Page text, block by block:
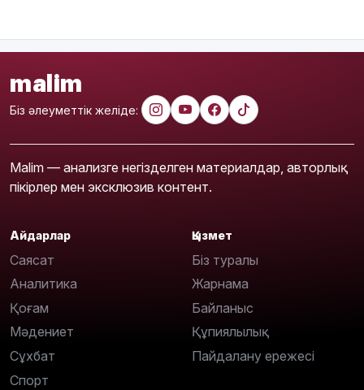
malim
Біз әлеуметтік желіде:
Malim — анализге негізделген материалдар, авторлық
пікірлер мен эксклюзив контент.
Айдарлар
Саясат
Аналитика
Қоғам
Мәдениет
Сұхбат
Спорт
Қызмет
Біз туралы
Жарнама
Байланыс
Құпиялылық
Пайдалану ережесі